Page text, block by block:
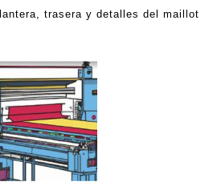
trasera y detalles del maillot